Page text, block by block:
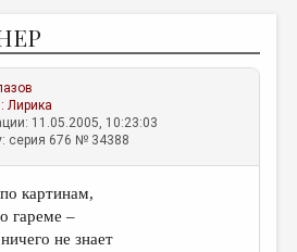
Лирика
11.05.2005, 10:23:03
серия 676 № 34388
картинам,
гареме –
не знает